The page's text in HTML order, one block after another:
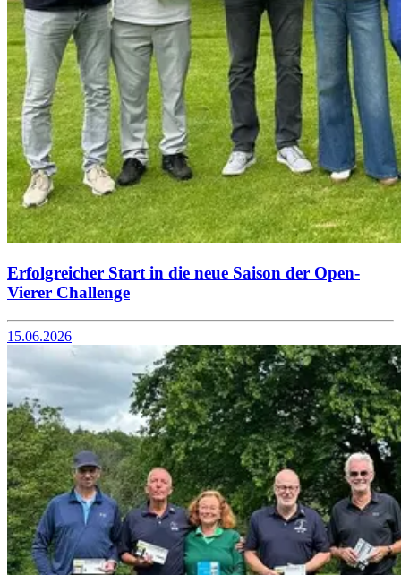
Erfolgreicher Start in die neue Saison der Open-
Vierer Challenge
15.06.2026